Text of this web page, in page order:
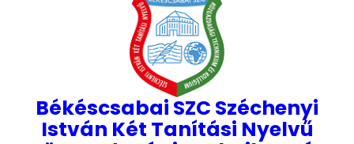
Békéscsabai SZC Széchenyi
István Két Tanítási Nyelvű